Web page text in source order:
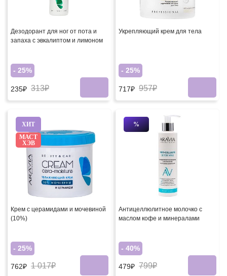
Дезодорант для ног от пота и
запаха с эвкалиптом и лимоном
- 25%
235₽ 313₽
Укрепляющий крем для тела
- 25%
717₽ 957₽
ХИТ
МАСТ
ХЭВ
Крем с церамидами и мочевиной
(10%)
- 25%
762₽ 1 017₽
%
Антицеллюлитное молочко с
маслом кофе и минералами
- 40%
479₽ 799₽